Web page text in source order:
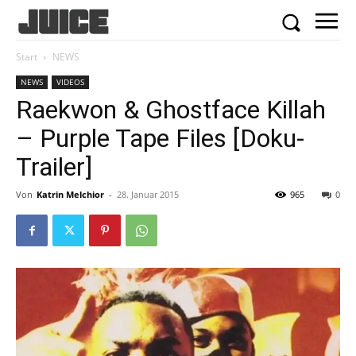
Start NEWS
NEWS VIDEOS
Raekwon & Ghostface Killah
– Purple Tape Files [Doku-
Trailer]
Von Katrin Melchior - 28. Januar 2015 0
965